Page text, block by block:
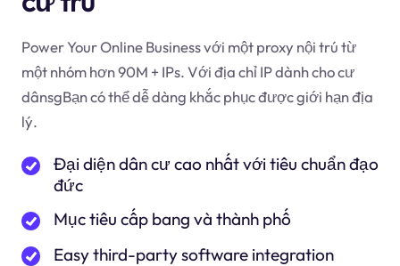
Power Your Online Business với một proxy nội trú từ
một nhóm hơn 90M + IPs. Với địa chỉ IP dành cho cư
dânsgBạn có thể dễ dàng khắc phục được giới hạn địa
lý.
Đại diện dân cư cao nhất với tiêu chuẩn đạo
đức
Mục tiêu cấp bang và thành phố
Easy third-party software integration